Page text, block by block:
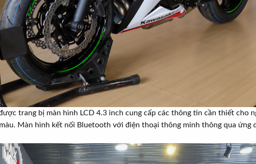
trang bị màn hình LCD 4.3 inch cung cấp các thông tin cần thiết cho
Màn hình kết nối Bluetooth với điện thoại thông minh thông qua